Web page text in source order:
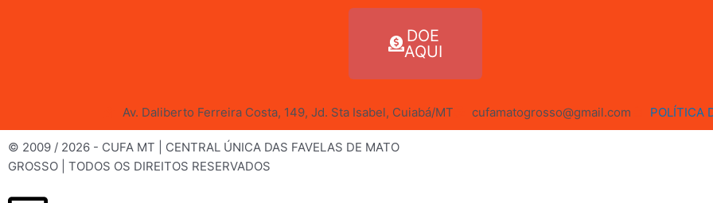
DOE
AQUI
Av. Daliberto Ferreira Costa, 149, Jd. Sta Isabel, Cuiabá/MT cufamatogrosso@gmail.com POLÍTICA
© 2009 / 2026 - CUFA MT | CENTRAL ÚNICA DAS FAVELAS DE MATO
GROSSO | TODOS OS DIREITOS RESERVADOS